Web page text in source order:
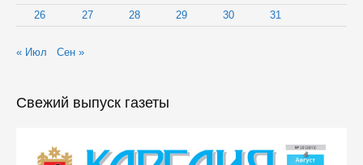
26
27 28 29 30 31
« Июл Сен »
Свежий выпуск газеты